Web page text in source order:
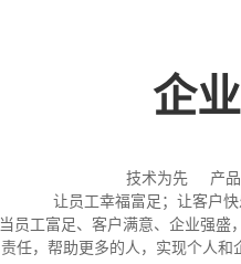
企
技术为先 产
让员工幸福富足；让客户
当员工富足、客户满意、企业强盛
责任，帮助更多的人，实现个人和